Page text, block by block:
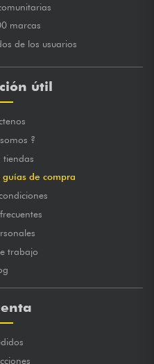
marcas
de los usuarios
útil
?
tiendas
de compra
trabajo